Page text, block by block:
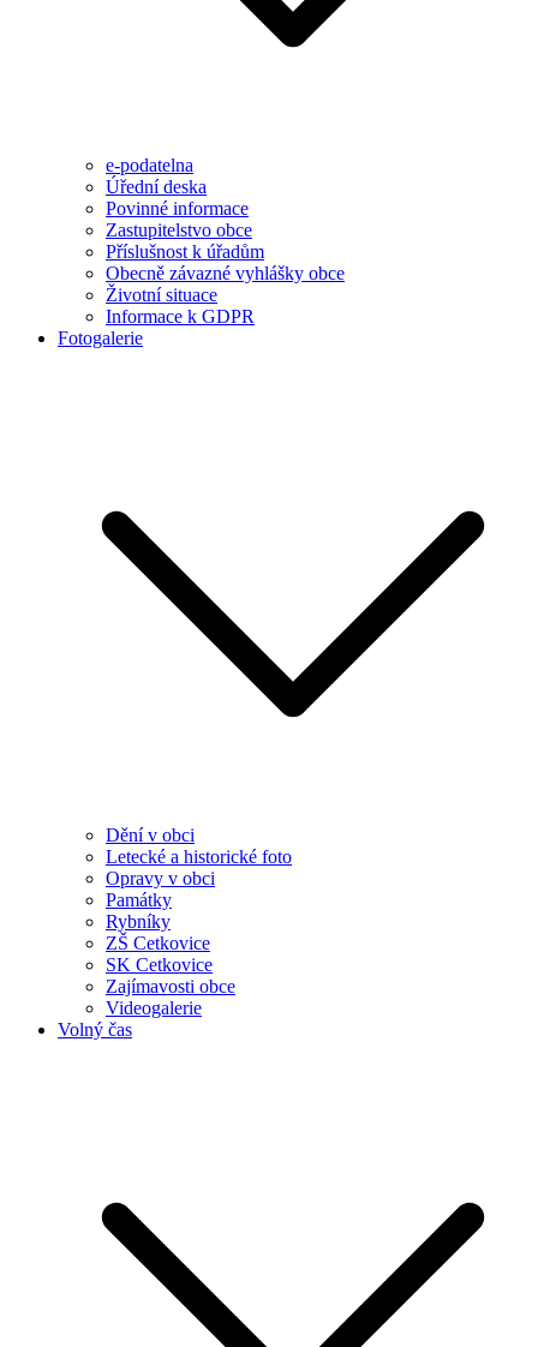
e-podatelna
Úřední deska
Povinné informace
Zastupitelstvo obce
Příslušnost k úřadům
Obecně závazné vyhlášky obce
Životní situace
Informace k GDPR
Fotogalerie
Dění v obci
Letecké a historické foto
Opravy v obci
Památky
Rybníky
ZŠ Cetkovice
SK Cetkovice
Zajímavosti obce
Videogalerie
Volný čas